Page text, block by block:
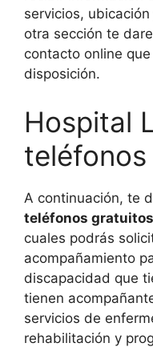
servicios,
otra sección te
contacto online
disposición.
Hospital
A continuación, te
teléfonos
cuales podrás
acompañamiento
discapacidad que
tienen
servicios de
rehabilitación y